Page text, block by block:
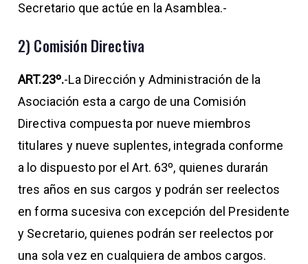
Secretario que actúe en la Asamblea.-
2) Comisión Directiva
ART.23º.-La Dirección y Administración de la
Asociación esta a cargo de una Comisión
Directiva compuesta por nueve miembros
titulares y nueve suplentes, integrada conforme
a lo dispuesto por el Art. 63º, quienes durarán
tres años en sus cargos y podrán ser reelectos
en forma sucesiva con excepción del Presidente
y Secretario, quienes podrán ser reelectos por
una sola vez en cualquiera de ambos cargos.